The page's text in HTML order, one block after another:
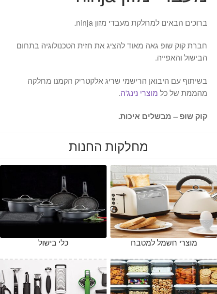
ברוכים הבאים למחלקת מעבדי מזון ninja.
חברת קוק שופ גאה מאוד להציג את חזית הטכנולוגיה בתחום
הבישול והאפייה.
בשיתוף עם היבואן הרישמי שריג אלקטריק הקמנו מחלקה
מהממת של כל מוצרי נינג'ה.
קוק שופ – מבשלים איכות.
מחלקות החנות
כלי בישול מוצרי חשמל למטבח